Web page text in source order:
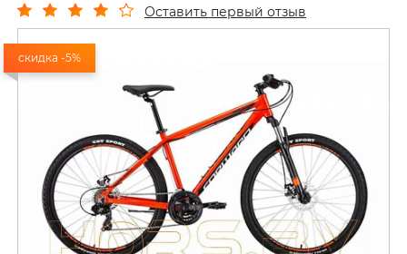
Оставить первый отзыв
скидка -5%